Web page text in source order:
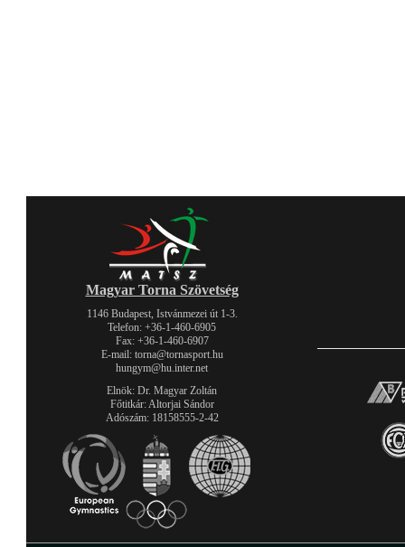
Magyar Torna Szövetség
1146 Budapest, Istvánmezei út 1-3.
Telefon: +36-1-460-6905
Fax: +36-1-460-6907
E-mail: torna@tornasport.hu
hungym@hu.inter.net
Elnök: Dr. Magyar Zoltán
Főtitkár: Altorjai Sándor
Adószám: 18158555-2-42